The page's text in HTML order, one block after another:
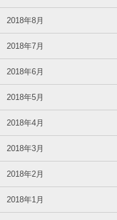
2018年8月
2018年7月
2018年6月
2018年5月
2018年4月
2018年3月
2018年2月
2018年1月